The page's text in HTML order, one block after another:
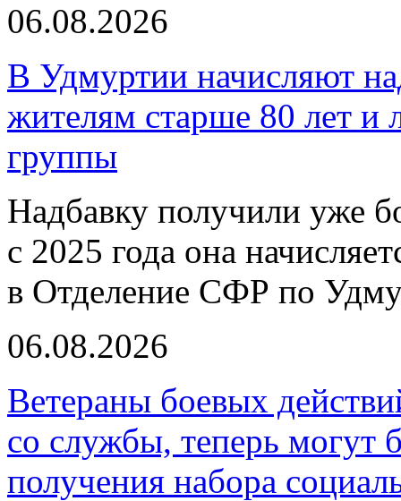
06.08.2026
В Удмуртии начисляют
жителям старше 80 лет и
группы
Надбавку получили уже
с 2025 года она
в Отделение СФР по
06.08.2026
Ветераны боевых
со службы, теперь могут
получения набора